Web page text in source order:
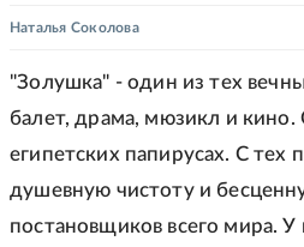
Наталья Соколова
"Золушка" - один из тех
балет, драма, мюзикл и кино.
египетских папирусах. С тех
душевную чистоту и
постановщиков всего мира.